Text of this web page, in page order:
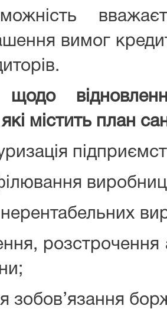
вимог
містить план
зобов’язання